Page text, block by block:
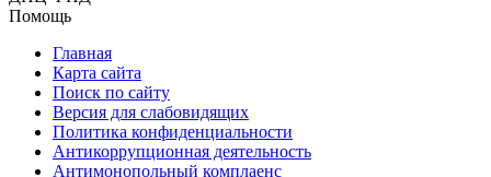
Помощь
Главная
Карта сайта
Поиск по сайту
Версия для слабовидящих
Политика конфиденциальности
Антикоррупционная деятельность
Антимонопольный комплаенс